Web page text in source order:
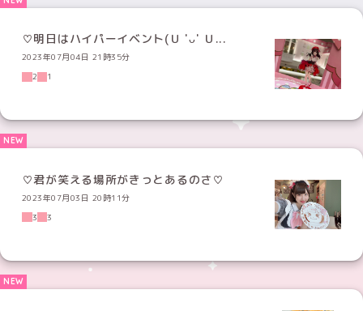
♡明日はハイパーイベント(Ｕ 'ᴗ' Ｕ...
2023年07月04日 21時35分
2
1
♡君が笑える場所がきっとあるのさ♡
2023年07月03日 20時11分
3
3